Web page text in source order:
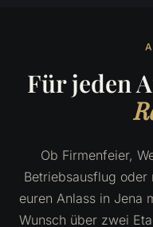
Für jeden
Ob Firmenfeier,
Betriebsausflug
euren Anlass in Jena
Wunsch über zwei